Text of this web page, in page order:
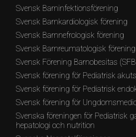
Svensk Barninfektionsförening
Svensk Barnkardiologisk förening
Svensk Barnnefrologisk förening
Svensk Barnreumatologisk förening
Svensk Förening Barnobesitas
Svensk förening för Pediatrisk
Svensk förening för Pediatrisk
Svensk förening för
Svenska föreningen för Pediatrisk
hepatologi och nutrition